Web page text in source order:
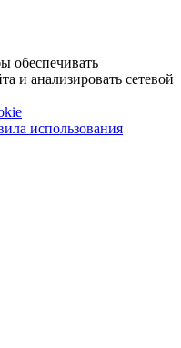
обеспечивать
и анализировать сетевой
использования